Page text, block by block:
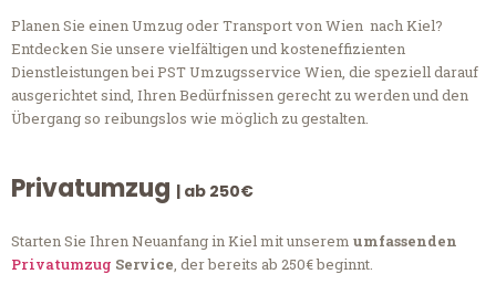
Planen Sie einen Umzug oder Transport von Wien nach Kiel?
Entdecken Sie unsere vielfältigen und kosteneffizienten
Dienstleistungen bei PST Umzugsservice Wien, die speziell darauf
ausgerichtet sind, Ihren Bedürfnissen gerecht zu werden und den
Übergang so reibungslos wie möglich zu gestalten.
Privatumzug | ab 250€
Starten Sie Ihren Neuanfang in Kiel mit unserem umfassenden
Privatumzug Service, der bereits ab 250€ beginnt.